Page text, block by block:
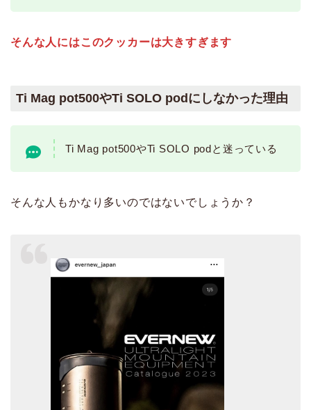
そんな人にはこのクッカーは大きすぎます
Ti Mag pot500やTi SOLO podにしなかった理由
Ti Mag pot500やTi SOLO podと迷っている
そんな人もかなり多いのではないでしょうか？